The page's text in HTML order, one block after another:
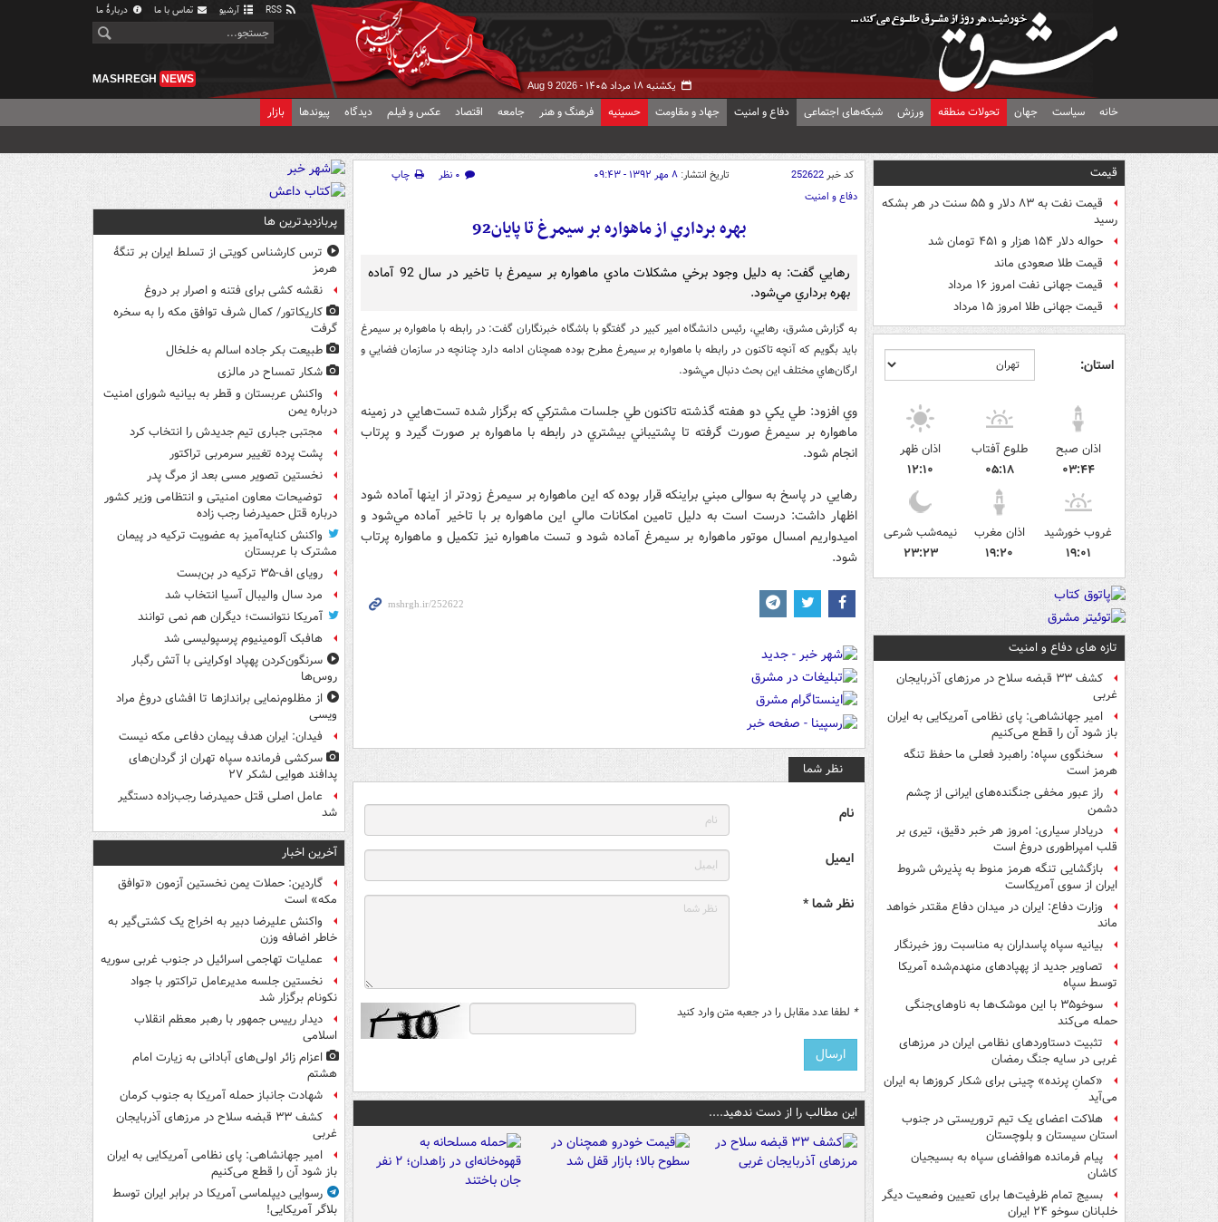
آرشیو تماس با ما دربارهٔ ما
یکشنبه ۱۸ مرداد ۱۴۰۵ - Aug 9 2026
MASHREGH NEWS
خانه سیاست جهان تحولات منطقه ورزش شبکه‌های اجتماعی دفاع و امنیت جهاد و مقاومت حسینیه فرهنگ و هنر جامعه اقتصاد عکس و فیلم دیدگاه پیوندها بازار
قیمت
قیمت نفت به ۸۳ دلار و ۵۵ سنت در هر بشکه
رسید
حواله دلار ۱۵۴ هزار و ۴۵۱ تومان شد
قیمت طلا صعودی ماند
قیمت جهانی نفت امروز ۱۶ مرداد
قیمت جهانی طلا امروز ۱۵ مرداد
استان:
اذان صبح
۰۳:۴۴
طلوع آفتاب
۰۵:۱۸
اذان ظهر
۱۲:۱۰
غروب خورشید
۱۹:۰۱
اذان مغرب
۱۹:۲۰
نیمه‌شب شرعی
۲۳:۲۳
تازه های دفاع و امنیت
کشف ۳۳ قبضه سلاح در مرزهای آذربایجان
غربی
امیر جهانشاهی: پای نظامی آمریکایی به ایران
باز شود آن را قطع می‌کنیم
سخنگوی سپاه: راهبرد فعلی ما حفظ تنگه
هرمز است
راز عبور مخفی جنگنده‌های ایرانی از چشم
دشمن
دریادار سیاری: امروز هر خبر دقیق، تیری بر
قلب امپراطوری دروغ است
بازگشایی تنگه هرمز منوط به پذیرش شروط
ایران از سوی آمریکاست
وزارت دفاع: ایران در میدان دفاع مقتدر خواهد
ماند
بیانیه سپاه پاسداران به مناسبت روز خبرنگار
تصاویر جدید از پهپادهای منهدم‌شده آمریکا
توسط سپاه
سوخو۳۵ با این موشک‌ها به ناوهای‌جنگی
حمله می‌کند
تثبیت دستاوردهای نظامی ایران در مرزهای
غربی در سایه جنگ رمضان
«کمانِ پرنده» چینی برای شکار کروزها به ایران
می‌آید
هلاکت اعضای یک تیم تروریستی در جنوب
استان سیستان و بلوچستان
پیام فرمانده هوافضای سپاه به بسیجیان
کاشان
بسیج تمام ظرفیت‌ها برای تعیین وضعیت دیگر
خلبانان سوخو ۲۴ ایران
کد خبر252622 تاریخ انتشار: ۸ مهر ۱۳۹۲ - ۰۹:۴۳ ۰ نظر
چاپ
دفاع و امنیت
بهره برداري از ماهواره بر سيمرغ تا پایان92
رهايي گفت: به دليل وجود برخي مشكلات مادي ماهواره بر سيمرغ با تاخير در سال 92 آماده
بهره برداري مي‌شود.
به گزارش مشرق، رهايي، رئيس دانشگاه امير كبير در گفتگو با باشگاه خبرنگاران گفت: در رابطه با ماهواره بر سيمرغ
بايد بگويم كه آنچه تاكنون در رابطه با ماهواره بر سيمرغ مطرح بوده همچنان ادامه دارد چنانچه در سازمان فضايي و
ارگان‌هاي مختلف اين بحث دنبال مي‌شود.
وي افزود: طي يكي دو هفته گذشته تاكنون طي جلسات مشتركي كه برگزار شده تست‌هايي در زمينه
ماهواره بر سيمرغ صورت گرفته تا پشتيباني بيشتري در رابطه با ماهواره بر صورت گيرد و پرتاب
انجام شود.
رهايي در پاسخ به سوالی مبني براينكه قرار بوده كه اين ماهواره بر سيمرغ زودتر از اينها آماده شود
اظهار داشت: درست است به دليل تامين امكانات مالي اين ماهواره بر با تاخير آماده مي‌شود و
اميدواريم امسال موتور ماهواره بر سيمرغ آماده شود و تست ماهواره نيز تكميل و ماهواره پرتاب
شود.
نظر شما
نام
ایمیل
نظر شما *
* لطفا عدد مقابل را در جعبه متن وارد کنید
این مطالب را از دست ندهید....
پربازدیدترین ها
ترس کارشناس کویتی از تسلط ایران بر تنگۀ
هرمز
نقشه کشی برای فتنه و اصرار بر دروغ
کاریکاتور/ کمال شرف توافق مکه را به سخره
گرفت
طبیعت بکر جاده اسالم به خلخال
شکار تمساح در مالزی
واکنش عربستان و قطر به بیانیه شورای امنیت
درباره یمن
مجتبی جباری تیم جدیدش را انتخاب کرد
پشت پرده تغییر سرمربی تراکتور
نخستین تصویر مسی بعد از مرگ پدر
توضیحات معاون امنیتی و انتظامی وزیر کشور
درباره قتل حمیدرضا رجب زاده
واکنش کنایه‌آمیز به عضویت ترکیه در پیمان
مشترک با عربستان
رویای اف-۳۵ ترکیه در بن‌بست
مرد سال والیبال آسیا انتخاب شد
آمریکا نتوانست؛ دیگران هم نمی توانند
هافبک آلومینیوم پرسپولیسی شد
سرنگون‌کردن پهپاد اوکراینی با آتش رگبار
روس‌ها
از مظلوم‌نمایی براندازها تا افشای دروغ مراد
ویسی
فیدان: ایران هدف پیمان دفاعی مکه نیست
سرکشی فرمانده سپاه تهران از گردان‌های
پدافند هوایی لشکر ۲۷
عامل اصلی قتل حمیدرضا رجب‌زاده دستگیر
شد
آخرین اخبار
گاردین: حملات یمن نخستین آزمون «توافق
مکه» است
واکنش علیرضا دبیر به اخراج یک کشتی‌گیر به
خاطر اضافه وزن
عملیات تهاجمی اسرائیل در جنوب غربی سوریه
نخستین جلسه مدیرعامل تراکتور با جواد
نکونام برگزار شد
دیدار رییس جمهور با رهبر معظم انقلاب
اسلامی
اعزام زائر اولی‌های آبادانی به زیارت امام
هشتم
شهادت جانباز حمله آمریکا به جنوب کرمان
کشف ۳۳ قبضه سلاح در مرزهای آذربایجان
غربی
امیر جهانشاهی: پای نظامی آمریکایی به ایران
باز شود آن را قطع می‌کنیم
رسوایی دیپلماسی آمریکا در برابر ایران توسط
بلاگر آمریکایی!